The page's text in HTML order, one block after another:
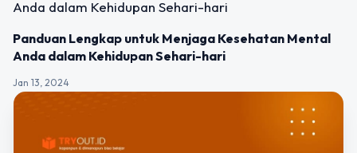
Panduan Lengkap untuk Menjaga Kesehatan Mental
Anda dalam Kehidupan Sehari-hari
Jan 13, 2024